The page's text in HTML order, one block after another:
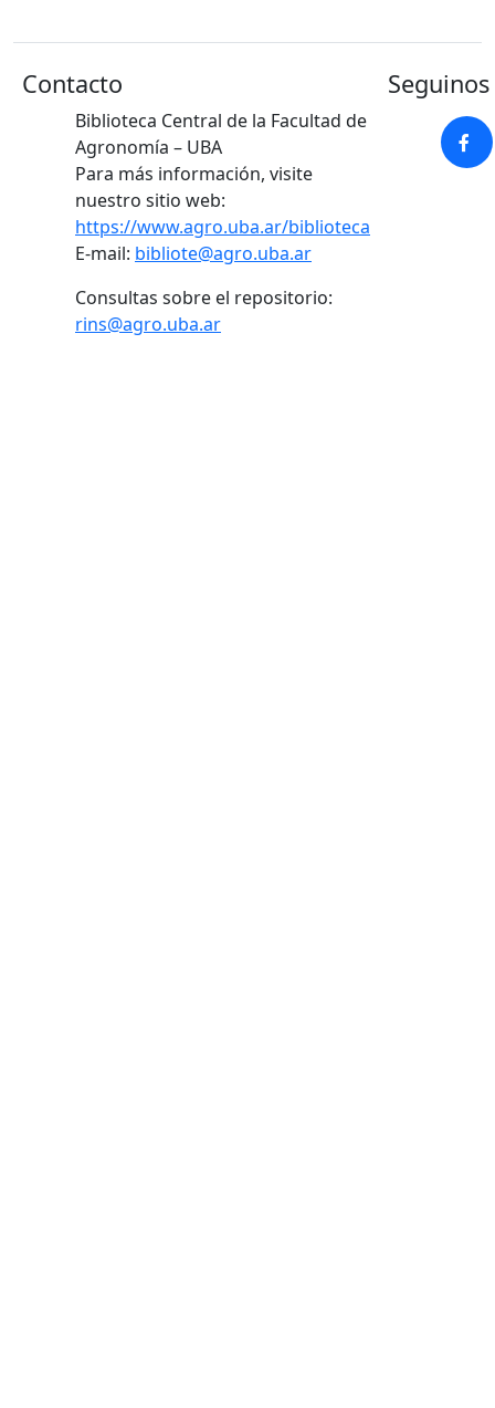
Contacto
Biblioteca Central de la Facultad de
Agronomía – UBA
Para más información, visite
nuestro sitio web:
https://www.agro.uba.ar/biblioteca
E-mail: bibliote@agro.uba.ar
Consultas sobre el repositorio:
rins@agro.uba.ar